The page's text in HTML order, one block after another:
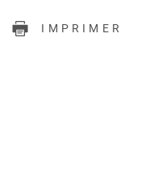
IMPRIMER